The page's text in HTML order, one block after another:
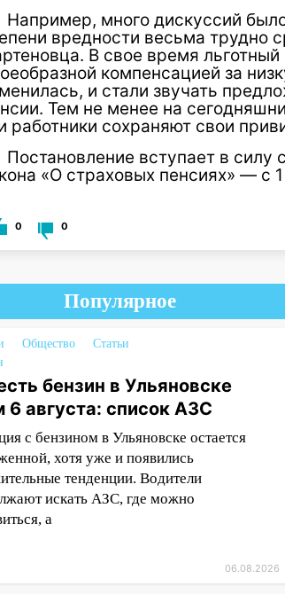
Например, много дискуссий
вредности весьма трудно
В свое время
компенсацией за
и стали звучать
Тем не менее на
работники сохраняют свои
Постановление вступает в силу
«О страховых пенсиях» — с
0 0
Популярное
Общество
Статьи
бензин в Ульяновске
6 августа: список АЗС
с бензином в Ульяновске остается
хотя уже и появились
тенденции. Водители
искать АЗС, где можно
а
06.08.2026